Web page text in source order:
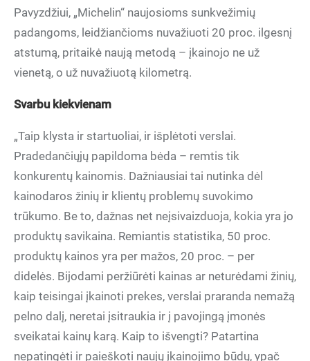
Pavyzdžiui, „Michelin“ naujosioms sunkvežimių
padangoms, leidžiančioms nuvažiuoti 20 proc. ilgesnį
atstumą, pritaikė naują metodą – įkainojo ne už
vienetą, o už nuvažiuotą kilometrą.
Svarbu kiekvienam
„Taip klysta ir startuoliai, ir išplėtoti verslai.
Pradedančiųjų papildoma bėda – remtis tik
konkurentų kainomis. Dažniausiai tai nutinka dėl
kainodaros žinių ir klientų problemų suvokimo
trūkumo. Be to, dažnas net neįsivaizduoja, kokia yra jo
produktų savikaina. Remiantis statistika, 50 proc.
produktų kainos yra per mažos, 20 proc. – per
didelės. Bijodami peržiūrėti kainas ar neturėdami žinių,
kaip teisingai įkainoti prekes, verslai praranda nemažą
pelno dalį, neretai įsitraukia ir į pavojingą įmonės
sveikatai kainų karą. Kaip to išvengti? Patartina
nepatingėti ir paieškoti naujų įkainojimo būdų, ypač